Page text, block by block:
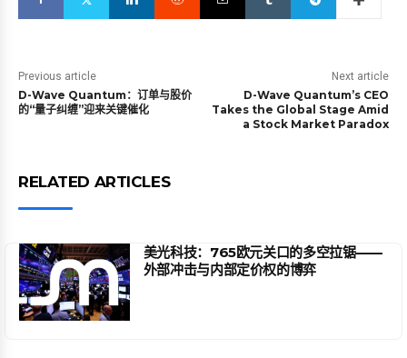
Previous article
D-Wave Quantum：订单与股价
的“量子纠缠”迎来关键催化
Next article
D-Wave Quantum’s CEO
Takes the Global Stage Amid
a Stock Market Paradox
RELATED ARTICLES
美光科技：765欧元关口的多空拉锯——
外部冲击与内部定价权的博弈